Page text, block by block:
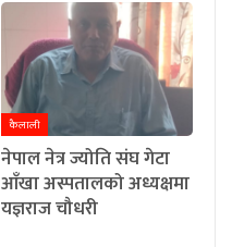
कैलाली
नेपाल नेत्र ज्योति संघ गेटा
आँखा अस्पतालको अध्यक्षमा
यज्ञराज चौधरी